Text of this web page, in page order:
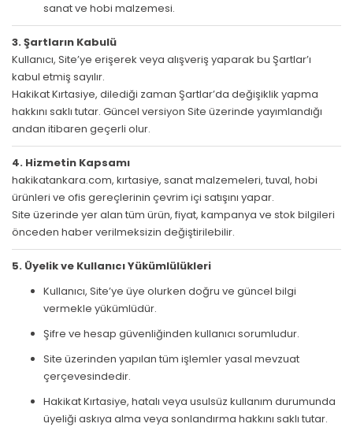
sanat ve hobi malzemesi.
3. Şartların Kabulü
Kullanıcı, Site’ye erişerek veya alışveriş yaparak bu Şartlar’ı
kabul etmiş sayılır.
Hakikat Kırtasiye, dilediği zaman Şartlar’da değişiklik yapma
hakkını saklı tutar. Güncel versiyon Site üzerinde yayımlandığı
andan itibaren geçerli olur.
4. Hizmetin Kapsamı
hakikatankara.com, kırtasiye, sanat malzemeleri, tuval, hobi
ürünleri ve ofis gereçlerinin çevrim içi satışını yapar.
Site üzerinde yer alan tüm ürün, fiyat, kampanya ve stok bilgileri
önceden haber verilmeksizin değiştirilebilir.
5. Üyelik ve Kullanıcı Yükümlülükleri
Kullanıcı, Site’ye üye olurken doğru ve güncel bilgi
vermekle yükümlüdür.
Şifre ve hesap güvenliğinden kullanıcı sorumludur.
Site üzerinden yapılan tüm işlemler yasal mevzuat
çerçevesindedir.
Hakikat Kırtasiye, hatalı veya usulsüz kullanım durumunda
üyeliği askıya alma veya sonlandırma hakkını saklı tutar.